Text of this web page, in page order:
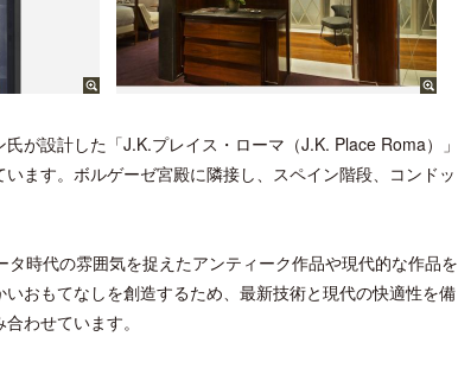
が設計した「J.K.プレイス・ローマ（J.K. Place Roma）」
ます。ボルゲーゼ宮殿に隣接し、スペイン階段、コンドッ
時代の雰囲気を捉えたアンティーク作品や現代的な作品を
おもてなしを創造するため、最新技術と現代の快適性を備
わせています。